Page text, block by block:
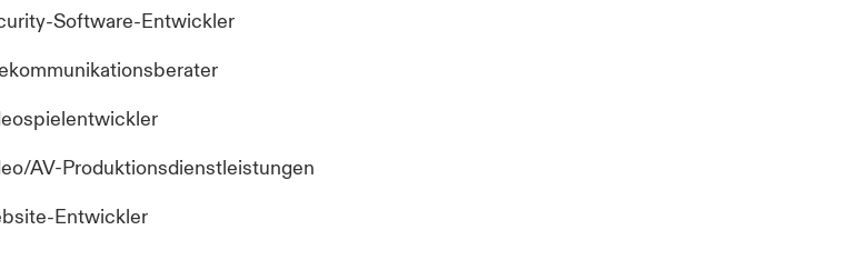
Software-Entwickler
AV-Produktionsdienstleistungen
Entwickler